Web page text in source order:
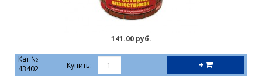
141.00 руб.
Кат.№
43402
Купить: +